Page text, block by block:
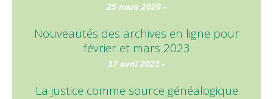
25 mars 2026 -
Nouveautés des archives en ligne pour
février et mars 2023
17 avril 2023 -
La justice comme source généalogique